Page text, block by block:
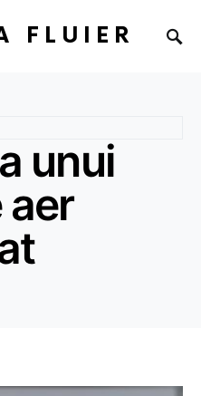
FLUIER
unui
aer